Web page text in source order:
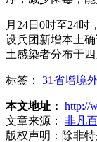
月24日0时至24时
设兵团新增本土
土感染者分布于
标签： 31省增境
本文地址： http://
文章来源：
非凡
版权声明： 除非